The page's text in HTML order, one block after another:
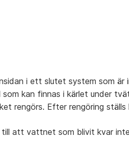
i ett slutet system som är
kan finnas i kärlet under
rengörs. Efter rengöring ställs
till att vattnet som blivit kvar